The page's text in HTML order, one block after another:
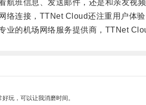
班信息、发送邮件，还是和亲友视
连接，TTNet Cloud还注重用户体验
的机场网络服务提供商，TTNet
玩，可以让我消磨时间。